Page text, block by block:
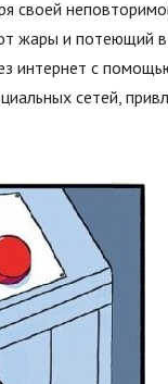
своей
жары и потеющий
интернет с
сетей,